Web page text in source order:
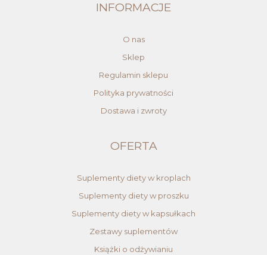
INFORMACJE
O nas
Sklep
Regulamin sklepu
Polityka prywatności
Dostawa i zwroty
OFERTA
Suplementy diety w kroplach
Suplementy diety w proszku
Suplementy diety w kapsułkach
Zestawy suplementów
Książki o odżywianiu